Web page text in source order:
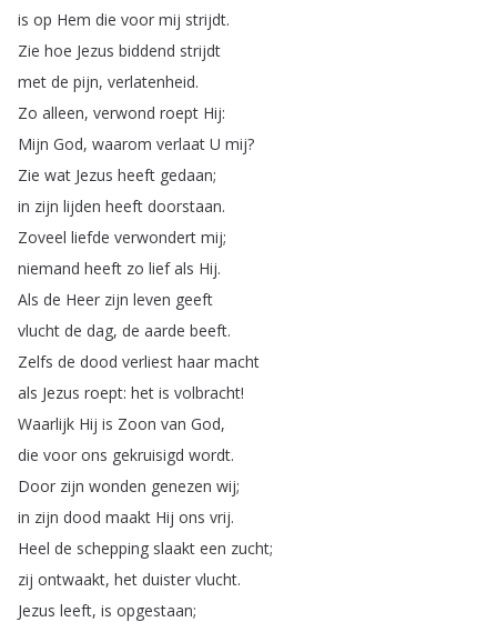
is op Hem die voor mij strijdt.
Zie hoe Jezus biddend strijdt
met de pijn, verlatenheid.
Zo alleen, verwond roept Hij:
Mijn God, waarom verlaat U mij?
Zie wat Jezus heeft gedaan;
in zijn lijden heeft doorstaan.
Zoveel liefde verwondert mij;
niemand heeft zo lief als Hij.
Als de Heer zijn leven geeft
vlucht de dag, de aarde beeft.
Zelfs de dood verliest haar macht
als Jezus roept: het is volbracht!
Waarlijk Hij is Zoon van God,
die voor ons gekruisigd wordt.
Door zijn wonden genezen wij;
in zijn dood maakt Hij ons vrij.
Heel de schepping slaakt een zucht;
zij ontwaakt, het duister vlucht.
Jezus leeft, is opgestaan;